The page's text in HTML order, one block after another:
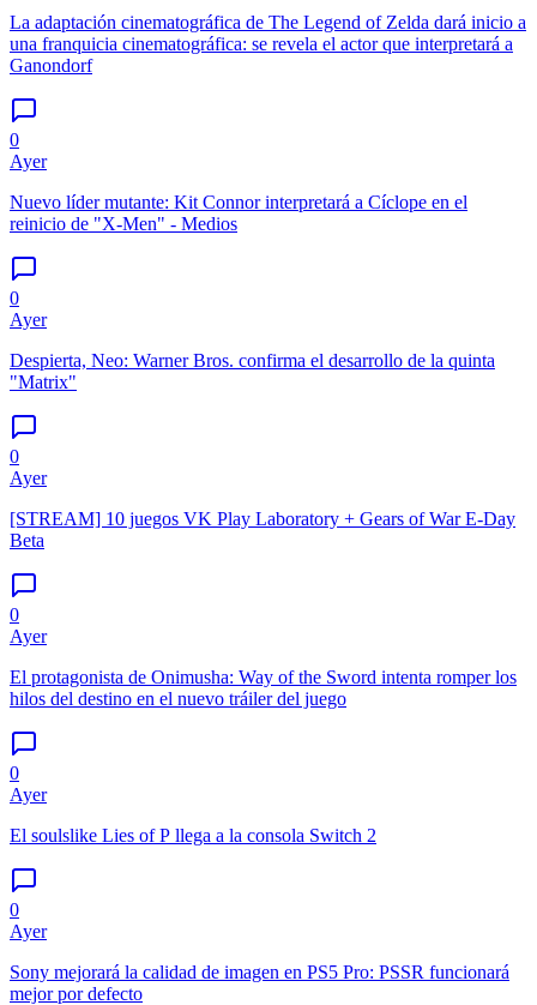
La adaptación cinematográfica de The Legend of Zelda dará inicio a
una franquicia cinematográfica: se revela el actor que interpretará a
Ganondorf
0
Ayer
Nuevo líder mutante: Kit Connor interpretará a Cíclope en el
reinicio de "X-Men" - Medios
0
Ayer
Despierta, Neo: Warner Bros. confirma el desarrollo de la quinta
"Matrix"
0
Ayer
[STREAM] 10 juegos VK Play Laboratory + Gears of War E-Day
Beta
0
Ayer
El protagonista de Onimusha: Way of the Sword intenta romper los
hilos del destino en el nuevo tráiler del juego
0
Ayer
El soulslike Lies of P llega a la consola Switch 2
0
Ayer
Sony mejorará la calidad de imagen en PS5 Pro: PSSR funcionará
mejor por defecto